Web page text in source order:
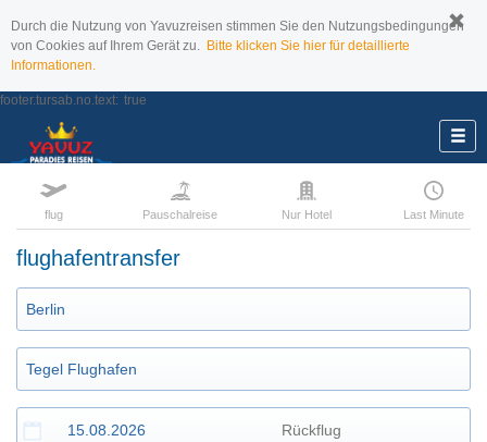
Durch die Nutzung von Yavuzreisen stimmen Sie den Nutzungsbedingungen
von Cookies auf Ihrem Gerät zu. Bitte klicken Sie hier für detaillierte
Informationen.
footer.tursab.no.text: true
flug Pauschalreise Nur Hotel Last Minute
flughafentransfer